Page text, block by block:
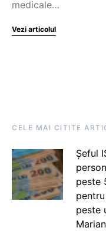
medicale…
Vezi articolul
CELE MAI CITITE
Șeful
peste
peste